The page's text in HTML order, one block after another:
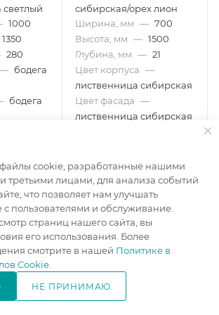
светлый
1000
1350
280
— бодега
бодега
сибирская/орех лион
Ширина, мм — 700
Высота, мм — 1500
Глубина, мм — 21
Цвет корпуса —
лиственница сибирская
Цвет фасада —
лиственница сибирская
6 650
7 830₽
В КОРЗИНУ
cookie, разработанные нашими
третьими лицами, для анализа событий
что позволяет нам улучшать
с пользователями и обслуживание.
страниц нашего сайта, вы
его использования. Более
смотрите в нашей Политике в
Cookie
НЕ ПРИНИМАЮ